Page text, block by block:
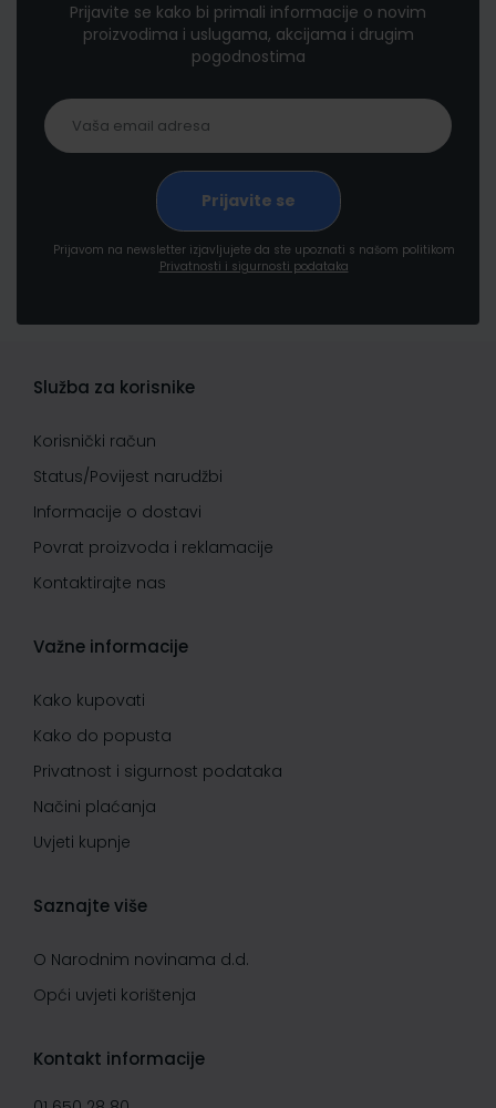
Prijavite se kako bi primali informacije o novim
proizvodima i uslugama, akcijama i drugim
pogodnostima
Prijavom na newsletter izjavljujete da ste upoznati s našom politikom
Privatnosti i sigurnosti podataka
Služba za korisnike
Korisnički račun
Status/Povijest narudžbi
Informacije o dostavi
Povrat proizvoda i reklamacije
Kontaktirajte nas
Važne informacije
Kako kupovati
Kako do popusta
Privatnost i sigurnost podataka
Načini plaćanja
Uvjeti kupnje
Saznajte više
O Narodnim novinama d.d.
Opći uvjeti korištenja
Kontakt informacije